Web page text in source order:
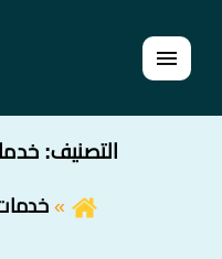
القائمة
التصنيف: